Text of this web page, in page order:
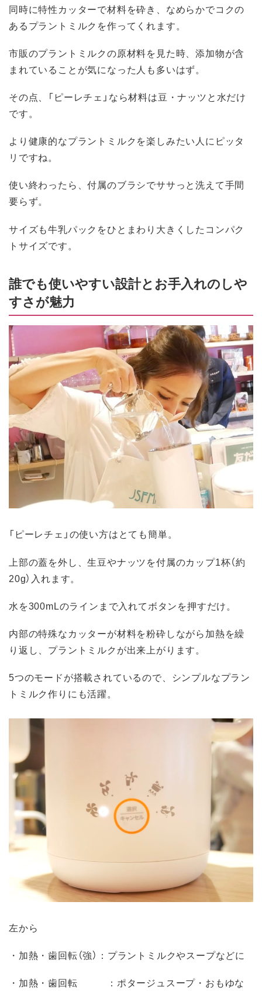
同時に特性カッターで材料を砕き、なめらかでコクの
あるプラントミルクを作ってくれます。
市販のプラントミルクの原材料を見た時、添加物が含
まれていることが気になった人も多いはず。
その点、「ピーレチェ」なら材料は豆・ナッツと水だけ
です。
より健康的なプラントミルクを楽しみたい人にピッタ
リですね。
使い終わったら、付属のブラシでササっと洗えて手間
要らず。
サイズも牛乳パックをひとまわり大きくしたコンパク
トサイズです。
誰でも使いやすい設計とお手入れのしや
すさが魅力
「ピーレチェ」の使い方はとても簡単。
上部の蓋を外し、生豆やナッツを付属のカップ1杯（約
20g）入れます。
水を300mLのラインまで入れてボタンを押すだけ。
内部の特殊なカッターが材料を粉砕しながら加熱を繰
り返し、プラントミルクが出来上がります。
5つのモードが搭載されているので、シンプルなプラン
トミルク作りにも活躍。
左から
・加熱・歯回転（強）：プラントミルクやスープなどに
・加熱・歯回転 ：ポタージュスープ・おもゆな